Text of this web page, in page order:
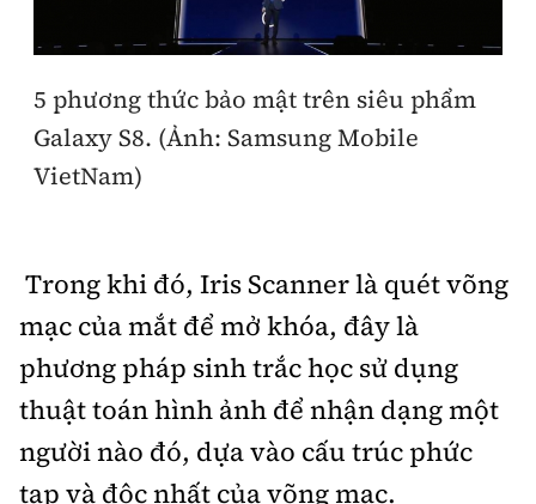
5 phương thức bảo mật trên siêu phẩm
Galaxy S8. (Ảnh: Samsung Mobile
VietNam)
Trong khi đó, Iris Scanner là quét võng
mạc của mắt để mở khóa, đây là
phương pháp sinh trắc học sử dụng
thuật toán hình ảnh để nhận dạng một
người nào đó, dựa vào cấu trúc phức
tạp và độc nhất của võng mạc.